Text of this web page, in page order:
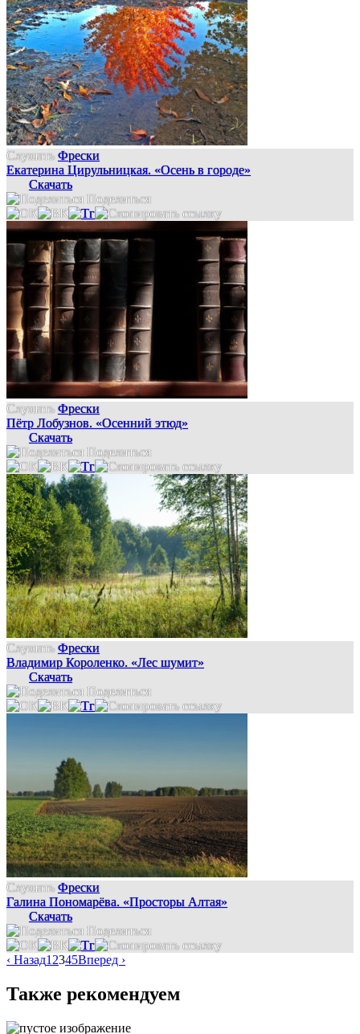
Слушать Фрески
Екатерина Цирульницкая. «Осень в городе»
Скачать
Поделиться
Слушать Фрески
Пётр Лобузнов. «Осенний этюд»
Скачать
Поделиться
Слушать Фрески
Владимир Короленко. «Лес шумит»
Скачать
Поделиться
Слушать Фрески
Галина Пономарёва. «Просторы Алтая»
Скачать
Поделиться
‹ Назад1 2345Вперед ›
Также рекомендуем